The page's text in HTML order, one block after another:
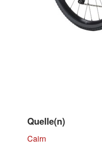
Quelle(n)
Cairn